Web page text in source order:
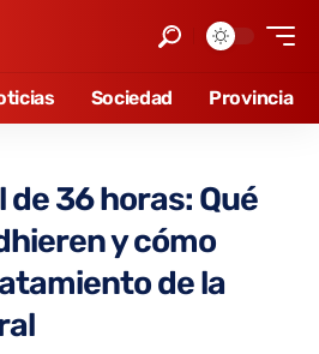
Sociedad Provincia
de 36 horas: Qué
y cómo
de la